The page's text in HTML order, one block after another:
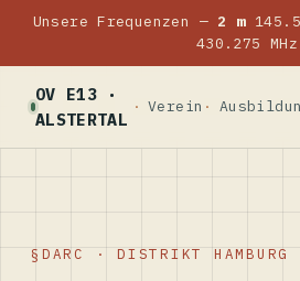
Unsere Frequenzen — 2 m
430.275 MHz
OV E13 ·
ALSTERTAL
Verein
DARC · DISTRIKT HAMBURG